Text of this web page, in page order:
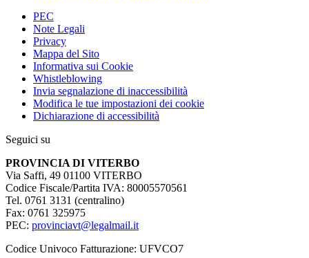
PEC
Note Legali
Privacy
Mappa del Sito
Informativa sui Cookie
Whistleblowing
Invia segnalazione di inaccessibilità
Modifica le tue impostazioni dei cookie
Dichiarazione di accessibilità
Seguici su
PROVINCIA DI VITERBO
Via Saffi, 49 01100 VITERBO
Codice Fiscale/Partita IVA: 80005570561
Tel. 0761 3131 (centralino)
Fax: 0761 325975
PEC: provinciavt@legalmail.it
Codice Univoco Fatturazione: UFVCO7